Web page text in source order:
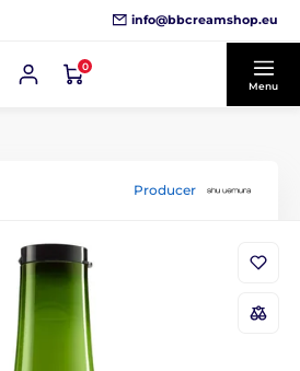
info@bbcreamshop.eu
0
Menu
Producer